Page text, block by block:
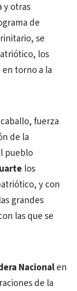
y otras
de
se
los
torno a la
fuerza
de la
pueblo
los
y con
grandes
las que se
Nacionalen
de la